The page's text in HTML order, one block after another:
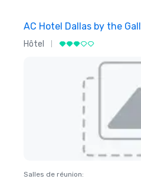
AC Hotel Dallas by the
Hôtel
Removed from favorites
Salles de réunion: